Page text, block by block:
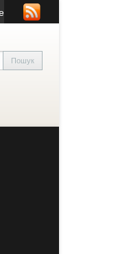
заборонено